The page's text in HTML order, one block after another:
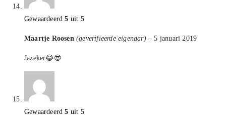
Gewaardeerd5 uit 5
Maartje Roosen (geverifieerde eigenaar) – 5 januari 2019
Jazeker😂😎
Gewaardeerd5 uit 5